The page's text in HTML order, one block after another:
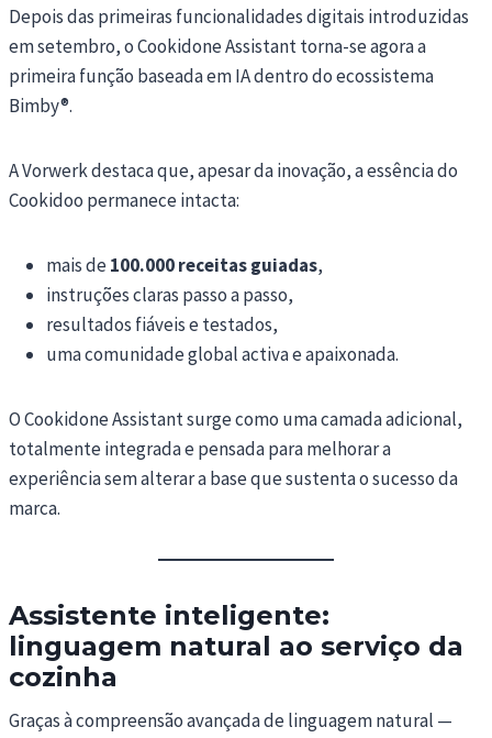
Depois das primeiras funcionalidades digitais introduzidas
em setembro, o Cookidone Assistant torna-se agora a
primeira função baseada em IA dentro do ecossistema
Bimby®.
A Vorwerk destaca que, apesar da inovação, a essência do
Cookidoo permanece intacta:
mais de100.000 receitas guiadas,
instruções claras passo a passo,
resultados fiáveis e testados,
uma comunidade global activa e apaixonada.
O Cookidone Assistant surge como uma camada adicional,
totalmente integrada e pensada para melhorar a
experiência sem alterar a base que sustenta o sucesso da
marca.
Assistente inteligente:
linguagem natural ao serviço da
cozinha
Graças à compreensão avançada de linguagem natural —